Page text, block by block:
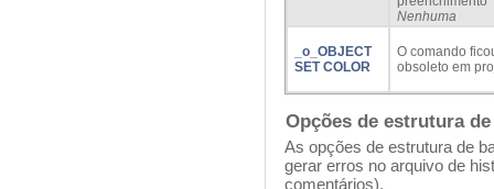
Nenhuma
_o_OBJECT
SET COLOR
O comando
obsoleto em
Opções de estrutura
As opções de estrutura de
gerar erros no arquivo de
comentários).